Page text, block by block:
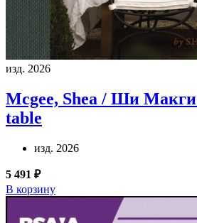
изд. 2026
Mcgee, Shea / Ши Макги
table
изд. 2026
5 491 ₽
В корзину